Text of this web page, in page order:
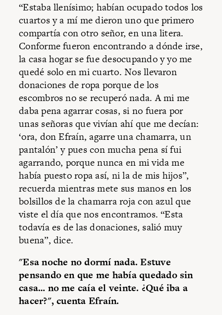
“Estaba llenísimo; habían ocupado todos los
cuartos y a mí me dieron uno que primero
compartía con otro señor, en una litera.
Conforme fueron encontrando a dónde irse,
la casa hogar se fue desocupando y yo me
quedé solo en mi cuarto. Nos llevaron
donaciones de ropa porque de los
escombros no se recuperó nada. A mi me
daba pena agarrar cosas, si no fuera por
unas señoras que vivían ahí que me decían:
‘ora, don Efraín, agarre una chamarra, un
pantalón’ y pues con mucha pena sí fui
agarrando, porque nunca en mi vida me
había puesto ropa así, ni la de mis hijos”,
recuerda mientras mete sus manos en los
bolsillos de la chamarra roja con azul que
viste el día que nos encontramos. “Esta
todavía es de las donaciones, salió muy
buena”, dice.
"Esa noche no dormí nada. Estuve
pensando en que me había quedado sin
casa… no me caía el veinte. ¿Qué iba a
hacer?", cuenta Efraín.